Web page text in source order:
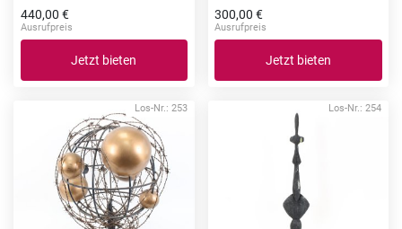
440,00 €
Ausrufpreis
Jetzt bieten
300,00 €
Ausrufpreis
Jetzt bieten
Los-Nr.: 253 Los-Nr.: 254